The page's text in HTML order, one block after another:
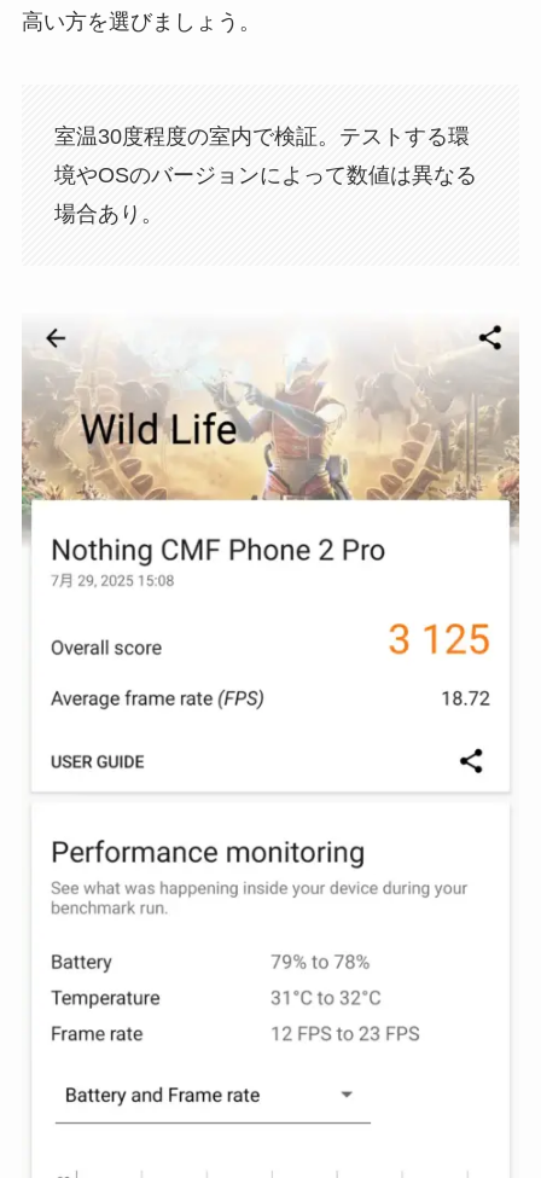
高い方を選びましょう。
室温30度程度の室内で検証。テストする環
境やOSのバージョンによって数値は異なる
場合あり。